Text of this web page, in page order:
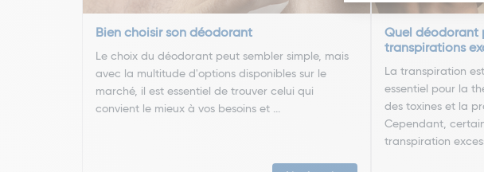
Bien choisir son déodorant
Le choix du déodorant peut sembler simple, mais
avec la multitude d'options disponibles sur le
marché, il est essentiel de trouver celui qui
convient le mieux à vos besoins et ...
Quel déodorant
transpirations
La transpiration
essentiel pour la
des toxines et la
Cependant,
transpiration